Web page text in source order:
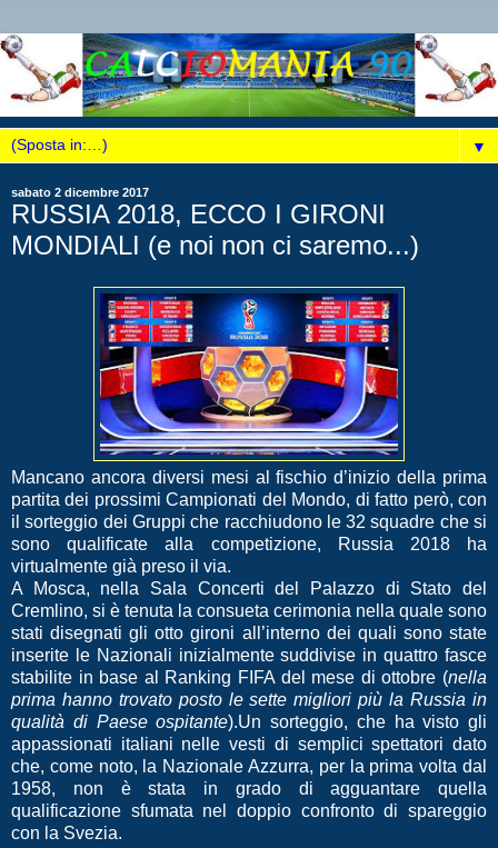
▼
sabato 2 dicembre 2017
RUSSIA 2018, ECCO I GIRONI
MONDIALI (e noi non ci saremo...)
Mancano ancora diversi mesi al fischio d’inizio della prima
partita dei prossimi Campionati del Mondo, di fatto però, con
il sorteggio dei Gruppi che racchiudono le 32 squadre che si
sono qualificate alla competizione, Russia 2018 ha
virtualmente già preso il via.
A Mosca, nella Sala Concerti del Palazzo di Stato del
Cremlino, si è tenuta la consueta cerimonia nella quale sono
stati disegnati gli otto gironi all’interno dei quali sono state
inserite le Nazionali inizialmente suddivise in quattro fasce
stabilite in base al Ranking FIFA del mese di ottobre (nella
prima hanno trovato posto le sette migliori più la Russia in
qualità di Paese ospitante).Un sorteggio, che ha visto gli
appassionati italiani nelle vesti di semplici spettatori dato
che, come noto, la Nazionale Azzurra, per la prima volta dal
1958, non è stata in grado di agguantare quella
qualificazione sfumata nel doppio confronto di spareggio
con la Svezia.